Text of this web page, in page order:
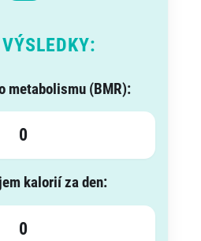
metabolismu (BMR):
0
kalorií za den:
0